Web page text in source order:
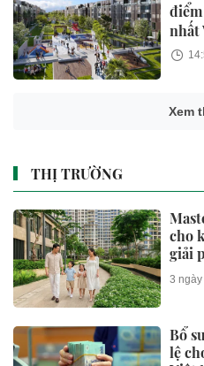
nhất
Xem
THỊ TRƯỜNG
cho
giải
3
Bổ
lệ